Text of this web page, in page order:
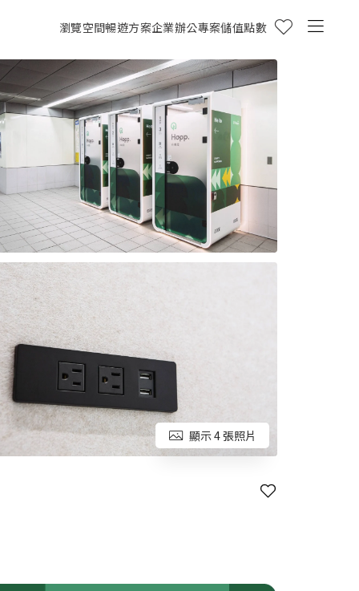
瀏覽空間暢遊方案企業辦公專案儲值點數
顯示 4 張照片